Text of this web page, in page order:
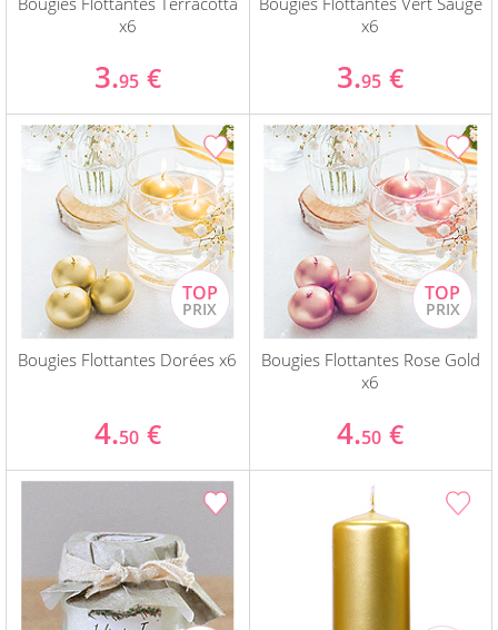
x6
3.95 €
x6
3.95 €
Bougies Flottantes Dorées x6
4.50 €
Bougies Flottantes Rose Gold
x6
4.50 €